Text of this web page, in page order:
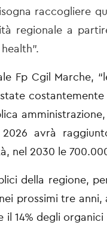
raccogliere
regionale a
”.
Fp Cgil Marche,
avrà
nel 2030 le
della regione,
prossimi tre anni,
14% degli